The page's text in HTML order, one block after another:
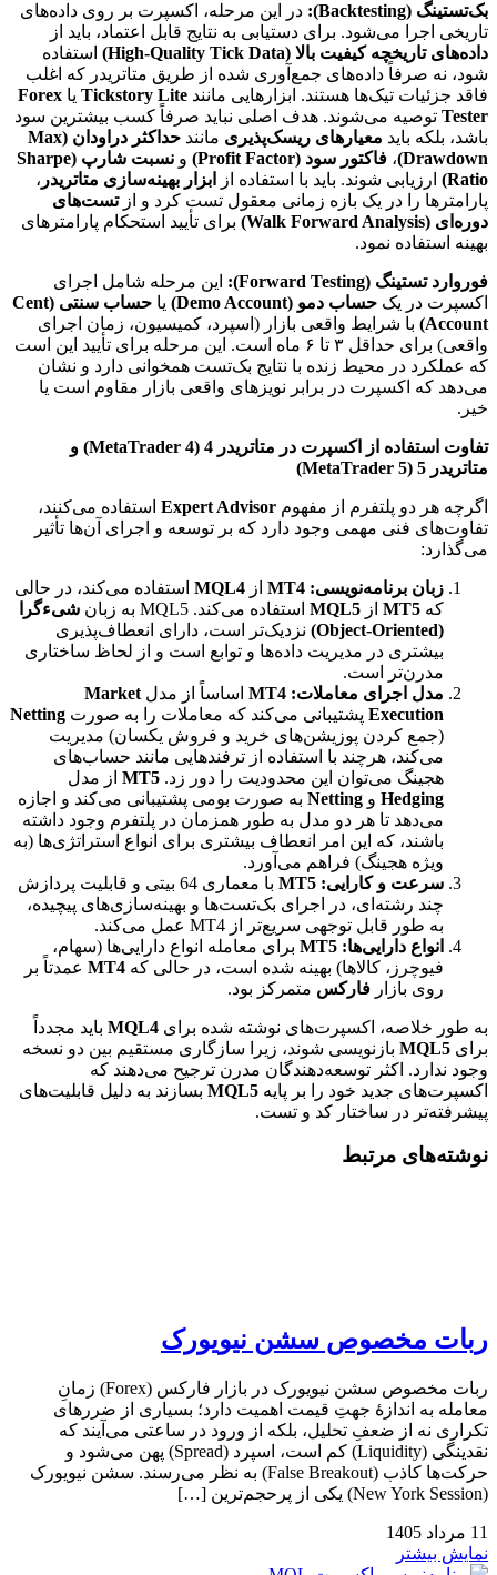
بک‌تستینگ (Backtesting):
در این مرحله، اکسپرت بر روی داده‌های
تاریخی اجرا می‌شود. برای دستیابی به نتایج قابل اعتماد، باید از
داده‌های تاریخچه کیفیت بالا (High-Quality Tick Data)
استفاده
شود، نه صرفاً داده‌های جمع‌آوری شده از طریق متاتریدر که اغلب
فاقد جزئیات تیک‌ها هستند. ابزارهایی مانند Tickstory Lite یا Forex
Tester توصیه می‌شوند. هدف اصلی نباید صرفاً کسب بیشترین سود
باشد، بلکه باید معیارهای ریسک‌پذیری مانند
حداکثر دراودان (Max
Drawdown) ، فاکتور سود (Profit Factor) و
نسبت شارپ (Sharpe
Ratio)
ارزیابی شوند. باید با استفاده از ابزار بهینه‌سازی متاتریدر ،
پارامترها را در یک بازه زمانی معقول تست کرد و ازتست‌های
دوره‌ای (Walk Forward Analysis)
برای تأیید استحکام پارامترهای
بهینه استفاده نمود.
فوروارد تستینگ (Forward Testing):
این مرحله شامل اجرای
اکسپرت در یک حساب دمو (Demo Account) یا
حساب سنتی (Cent
Account)
با شرایط واقعی بازار (اسپرد، کمیسیون، زمان اجرای
واقعی) برای حداقل ۳ تا ۶ ماه است. این مرحله برای تأیید این است
که عملکرد در محیط زنده با نتایج بک‌تست همخوانی دارد و نشان
می‌دهد که اکسپرت در برابر نویزهای واقعی بازار مقاوم است یا
خیر.
تفاوت استفاده از اکسپرت در متاتریدر 4 (MetaTrader 4) و
متاتریدر 5 (MetaTrader 5)
اگرچه هر دو پلتفرم از مفهوم Expert Advisor استفاده می‌کنند،
تفاوت‌های فنی مهمی وجود دارد که بر توسعه و اجرای آن‌ها تأثیر
می‌گذارد:
زبان برنامه‌نویسی: MT4 از MQL4 استفاده می‌کند، در حالی
که MT5 از MQL5 استفاده می‌کند. MQL5 به زبان
شیءگرا
(Object-Oriented)
نزدیک‌تر است، دارای انعطاف‌پذیری
بیشتری در مدیریت داده‌ها و توابع است و از لحاظ ساختاری
مدرن‌تر است.
مدل اجرای معاملات: MT4 اساساً از مدل Market
Execution پشتیبانی می‌کند که معاملات را به صورت Netting
(جمع کردن پوزیشن‌های خرید و فروش یکسان) مدیریت
می‌کند، هرچند با استفاده از ترفندهایی مانند حساب‌های
هجینگ می‌توان این محدودیت را دور زد. MT5 از مدل
Hedging و Netting به صورت بومی پشتیبانی می‌کند و اجازه
می‌دهد تا هر دو مدل به طور همزمان در پلتفرم وجود داشته
باشند، که این امر انعطاف بیشتری برای انواع استراتژی‌ها (به
ویژه هجینگ) فراهم می‌آورد.
سرعت و کارایی: MT5
با معماری 64 بیتی و قابلیت پردازش
چند رشته‌ای، در اجرای بک‌تست‌ها و بهینه‌سازی‌های پیچیده،
به طور قابل توجهی سریع‌تر از MT4 عمل می‌کند.
انواع دارایی‌ها: MT5 برای معامله انواع دارایی‌ها (سهام،
فیوچرز، کالاها) بهینه شده است، در حالی که MT4 عمدتاً بر
روی بازار فارکس متمرکز بود.
به طور خلاصه، اکسپرت‌های نوشته شده برای MQL4 باید مجدداً
برای MQL5 بازنویسی شوند، زیرا سازگاری مستقیم بین دو نسخه
وجود ندارد. اکثر توسعه‌دهندگان مدرن ترجیح می‌دهند که
اکسپرت‌های جدید خود را بر پایه MQL5 بسازند به دلیل قابلیت‌های
پیشرفته‌تر در ساختار کد و تست.
نوشته‌های مرتبط
ربات مخصوص سشن نیویورک
ربات مخصوص سشن نیویورک در بازار فارکس (Forex) زمانِ
معامله به اندازهٔ جهتِ قیمت اهمیت دارد؛ بسیاری از ضررهای
تکراری نه از ضعفِ تحلیل، بلکه از ورود در ساعتی می‌آیند که
نقدینگی (Liquidity) کم است، اسپرد (Spread) پهن می‌شود و
حرکت‌ها کاذب (False Breakout) به نظر می‌رسند. سشن نیویورک
(New York Session) یکی از پرحجم‌ترین […]
11 مرداد 1405
نمایش بیشتر